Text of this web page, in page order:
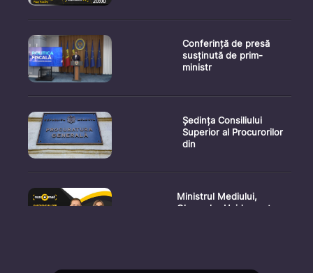
Conferință de presă
susținută de prim-
ministr
Ședința Consiliului
Superior al Procurorilor
din
Ministrul Mediului,
Gheorghe Hajder, este